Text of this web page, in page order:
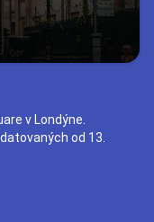
v Londýne.
od 13.